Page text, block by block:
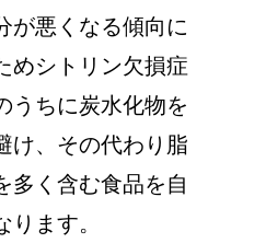
が悪くなる傾向に
めシトリン欠損症
うちに炭水化物を
け、その代わり脂
多く含む食品を自
ります。